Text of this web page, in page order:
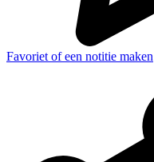
Favoriet of een notitie maken